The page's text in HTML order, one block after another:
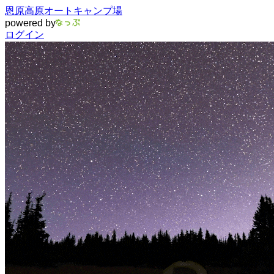
恩原高原オートキャンプ場
powered by
ログイン